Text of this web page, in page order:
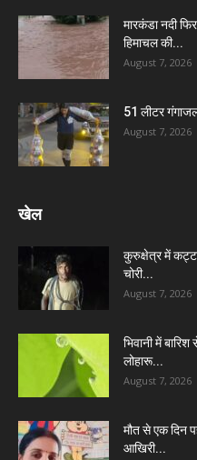
मारकंडा नदी
हिमाचल की...
August 7, 2026
51 लीटर
August 7, 2026
खेल
कुरुक्षेत्र में
चोरी...
August 7, 2026
भिवानी में
लोहारू...
August 7, 2026
मौत से एक दिन
आखिरी...